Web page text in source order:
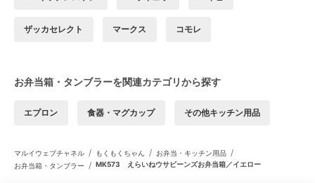
ザッカセレクト マークス コモレ
お弁当箱・タンブラーを関連カテゴリから探す
エプロン 食器・マグカップ その他キッチン用品
マルイウェブチャネル / もくもくちゃん / お弁当・キッチン用品 /
お弁当箱・タンブラー / MK573 えらいねウサビーンズお弁当箱／イエロー